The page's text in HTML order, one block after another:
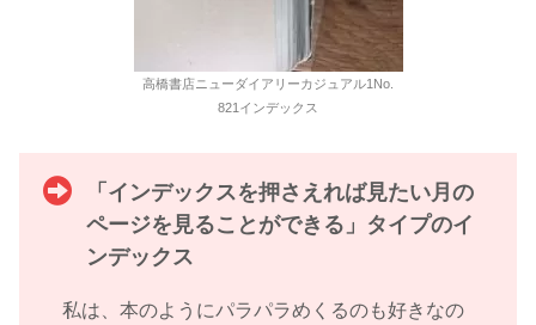
高橋書店ニューダイアリーカジュアル1No.
821インデックス
「インデックスを押さえれば見たい月の
ページを見ることができる」タイプのイ
ンデックス
私は、本のようにパラパラめくるのも好きなの